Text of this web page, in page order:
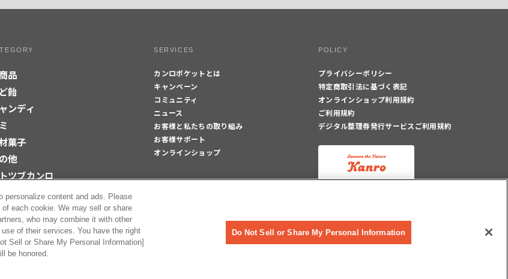
品
飴
ンディ
菓子
他
ツブカンロ
SERVICES
カンロポケットとは
キャンペーン
コミュニティ
ニュース
お客様と私たちの取り組み
お客様サポート
オンラインショップ
POLICY
プライバシーポリシー
特定商取引法に基づく表記
オンラインショップ利用規約
ご利用規約
デジタル整理券発行サービスご利用規約
personalize content and ads. Please
each cookie. We may sell or share
who may combine it with other
of their services. You have the right
Sell or Share My Personal Information]
be honored.
Do Not Sell or Share My Personal Information